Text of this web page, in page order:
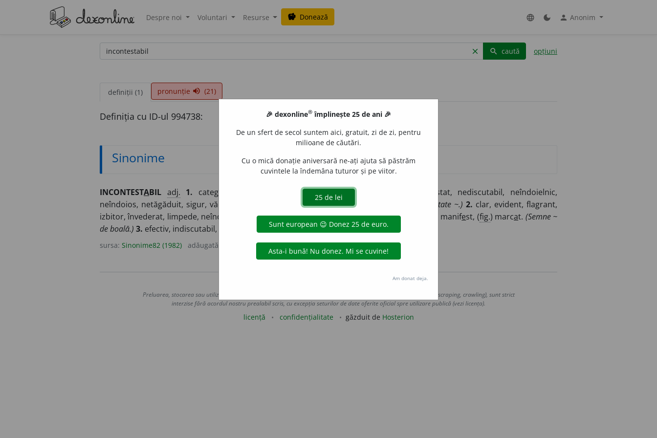
Despre noi Voluntari Resurse savings Donează language dark_mode person Anonim
clear search caută opțiuni
definiții (1) pronunție volume_up (21)
Definiția cu ID-ul 994738:
Sinonime
INCONTESTABIL adj. 1. categoric, cert, evident, indiscutabil, necontestabil, necontestat, nediscutabil, neîndoielnic,
neîndoios, netăgăduit, sigur, vădit, (
bil, peremptoriu.(A manifestat o superioritate ~.) 2. clar, evident, flagrant,
izbitor, învederat, limpede, neîndoielnic, neîndoios, netăgăduit, pregnant, vădit, vizibil, (
) manifest, (fig.) marcat. (Semne ~
de boală.) 3. efectiv, indiscutabil, real. (A adus servicii ~.)
sursa: Sinonime82 (1982) adăugată de LauraGellner acțiuni
Preluarea, stocarea sau utilizarea datelor de pe acest site, inclusiv prin orice metode de extragere automată (web scraping, crawling), sunt strict
interzise fără acordul nostru prealabil scris, cu excepția seturilor de date oferite oficial spre utilizare publică (vezi licența).
licență confidențialitate găzduit de Hosterion
🎉 dexonline® împlinește 25 de ani 🎉
De un sfert de secol suntem aici, gratuit, zi de zi, pentru
milioane de căutări.
Cu o mică donație aniversară ne-ați ajuta să păstrăm
cuvintele la îndemâna tuturor și pe viitor.
Am donat deja.